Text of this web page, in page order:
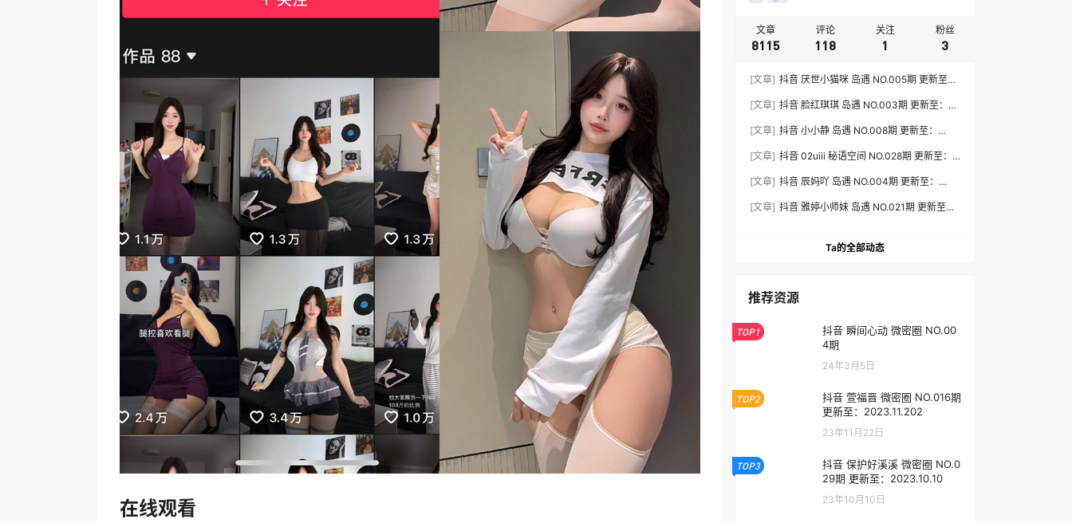
在线观看
文章
8115
评论
118
关注
1
粉丝
3
[文章] 抖音 厌世小猫咪 岛遇 NO.005期 更新至：
[文章] 抖音 脸红琪琪 岛遇 NO.003期 更新至：
[文章] 抖音 小小静 岛遇 NO.008期 更新至：
[文章] 抖音 02uiii 秘语空间 NO.028期 更新至：
[文章] 抖音 辰妈吖 岛遇 NO.004期 更新至：
[文章] 抖音 雅婷小师妹 岛遇 NO.021期 更新至：
Ta的全部动态
推荐资源
TOP1
抖音 瞬间心动 微密圈 NO.00
4期
24年3月5日
TOP2
抖音 萱福晋 微密圈 NO.016期
更新至：2023.11.202
23年11月22日
TOP3
抖音 保护好溪溪 微密圈 NO.0
29期 更新至：2023.10.10
23年10月10日